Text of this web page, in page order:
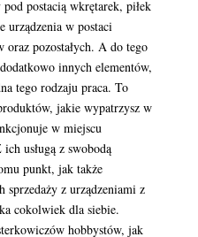
postacią wkrętarek, piłek
urządzenia w postaci
pozostałych. A do tego
innych elementów,
tego rodzaju praca. To
jakie wypatrzysz w
w miejscu
usługą z swobodą
punkt, jak także
z urządzeniami z
cokolwiek dla siebie.
hobbystów, jak